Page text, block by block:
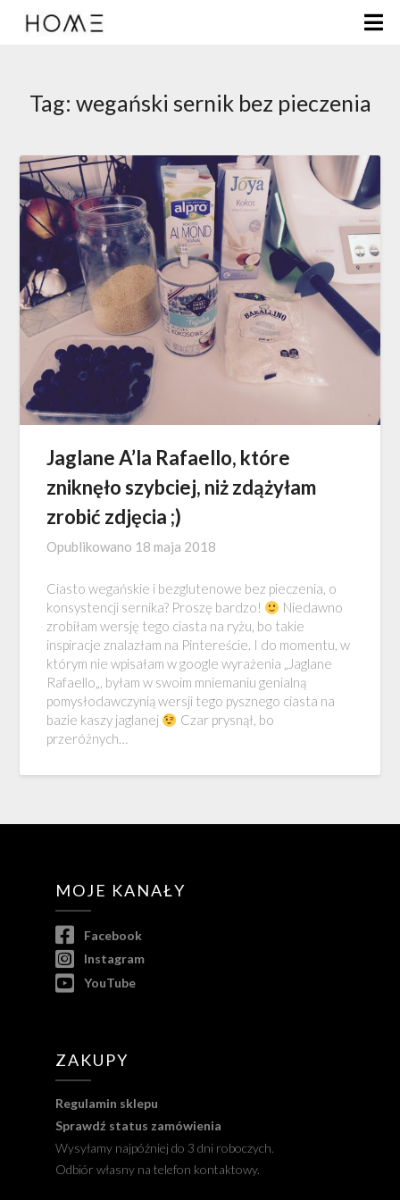
Tag: wegański sernik bez pieczenia
Jaglane A’la Rafaello, które
zniknęło szybciej, niż zdążyłam
zrobić zdjęcia ;)
Opublikowano 18 maja 2018
Ciasto wegańskie i bezglutenowe bez pieczenia, o
konsystencji sernika? Proszę bardzo!
Niedawno
zrobiłam wersję tego ciasta na ryżu, bo takie
inspiracje znalazłam na Pintereście. I do momentu, w
którym nie wpisałam w google wyrażenia „Jaglane
Rafaello„, byłam w swoim mniemaniu genialną
pomysłodawczynią wersji tego pysznego ciasta na
bazie kaszy jaglanej
Czar prysnął, bo
przeróżnych…
MOJE KANAŁY
Facebook
Instagram
YouTube
ZAKUPY
Regulamin sklepu
Sprawdź status zamówienia
Wysyłamy najpóźniej do 3 dni roboczych.
Odbiór własny na telefon kontaktowy.